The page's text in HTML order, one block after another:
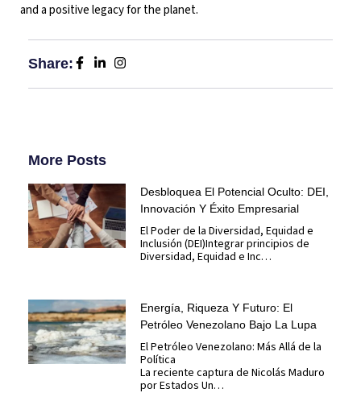
and a positive legacy for the planet.
Share:
More Posts
Desbloquea El Potencial Oculto: DEI,
Innovación Y Éxito Empresarial
El Poder de la Diversidad, Equidad e
Inclusión (DEI)Integrar principios de
Diversidad, Equidad e Inc…
Energía, Riqueza Y Futuro: El
Petróleo Venezolano Bajo La Lupa
El Petróleo Venezolano: Más Allá de la
Política
La reciente captura de Nicolás Maduro
por Estados Un…